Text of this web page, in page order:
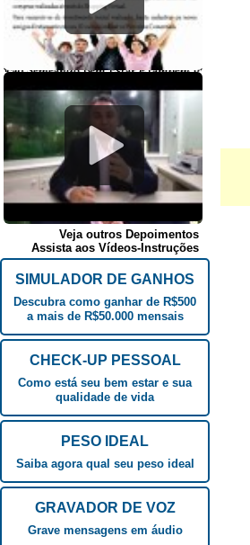
Veja outros Depoimentos
Assista aos Vídeos-Instruções
SIMULADOR DE GANHOS
Descubra como ganhar de R$500
a mais de R$50.000 mensais
CHECK-UP PESSOAL
Como está seu bem estar e sua
qualidade de vida
PESO IDEAL
Saiba agora qual seu peso ideal
GRAVADOR DE VOZ
Grave mensagens em áudio